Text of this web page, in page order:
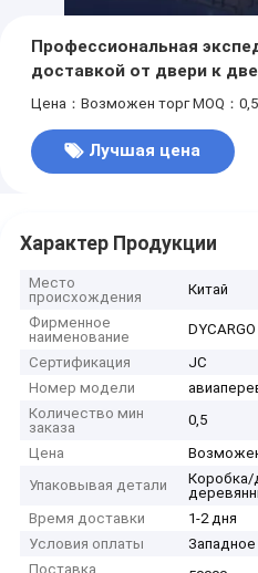
Профессиональная
доставкой от двери к
отслеживание в реальном
Цена：Возможен торг MOQ：0,5
Лучшая цена
Характер Продукции
Место
происхождения
Китай
Фирменное
наименование
DYCARGO
Сертификация
JC
Номер модели
Количество мин
заказа
0,5
Цена
Упаковывая детали
Время доставки
1-2 дня
Условия оплаты
Поставка